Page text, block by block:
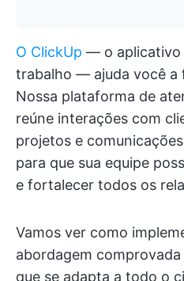
O ClickUp — o aplicativo
trabalho — ajuda você a
Nossa plataforma de
reúne interações com
projetos e
para que sua equipe
e fortalecer todos os
Vamos ver como
abordagem
que se adapta a todo o